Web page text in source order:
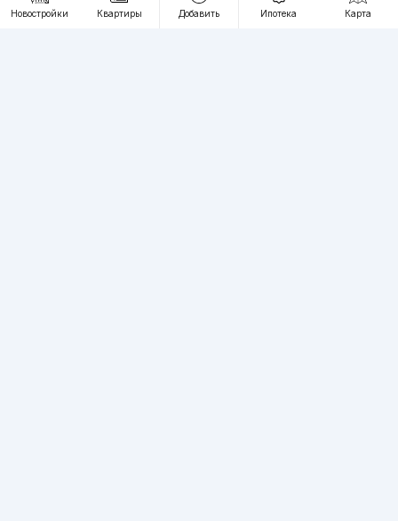
Новостройки Квартиры Добавить Ипотека Карта
Пн-Пт. С 9:30 до 18:00